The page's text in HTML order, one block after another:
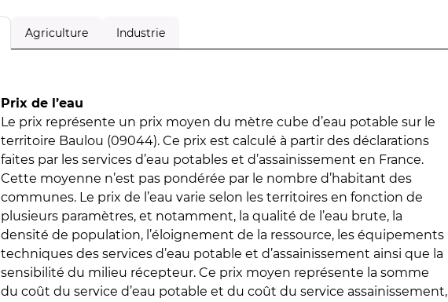
Agriculture Industrie
Prix de l’eau
Le prix représente un prix moyen du mètre cube d’eau potable sur le
territoire Baulou (09044). Ce prix est calculé à partir des déclarations
faites par les services d’eau potables et d’assainissement en France.
Cette moyenne n’est pas pondérée par le nombre d’habitant des
communes. Le prix de l’eau varie selon les territoires en fonction de
plusieurs paramètres, et notamment, la qualité de l’eau brute, la
densité de population, l’éloignement de la ressource, les équipements
techniques des services d’eau potable et d’assainissement ainsi que la
sensibilité du milieu récepteur. Ce prix moyen représente la somme
du coût du service d’eau potable et du coût du service assainissement,